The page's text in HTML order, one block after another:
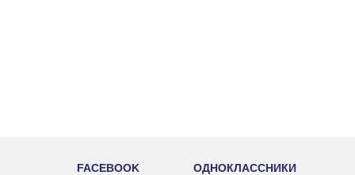
FACEBOOK ОДНОКЛАССНИКИ